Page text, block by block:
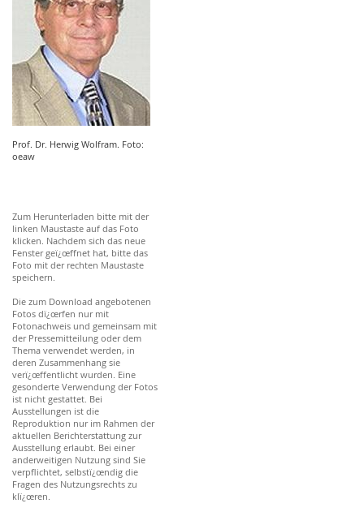
Prof. Dr. Herwig Wolfram. Foto:
oeaw
Zum Herunterladen bitte mit der
linken Maustaste auf das Foto
klicken. Nachdem sich das neue
Fenster geï¿œffnet hat, bitte das
Foto mit der rechten Maustaste
speichern.
Die zum Download angebotenen
Fotos dï¿œrfen nur mit
Fotonachweis und gemeinsam mit
der Pressemitteilung oder dem
Thema verwendet werden, in
deren Zusammenhang sie
verï¿œffentlicht wurden. Eine
gesonderte Verwendung der Fotos
ist nicht gestattet. Bei
Ausstellungen ist die
Reproduktion nur im Rahmen der
aktuellen Berichterstattung zur
Ausstellung erlaubt. Bei einer
anderweitigen Nutzung sind Sie
verpflichtet, selbstï¿œndig die
Fragen des Nutzungsrechts zu
klï¿œren.